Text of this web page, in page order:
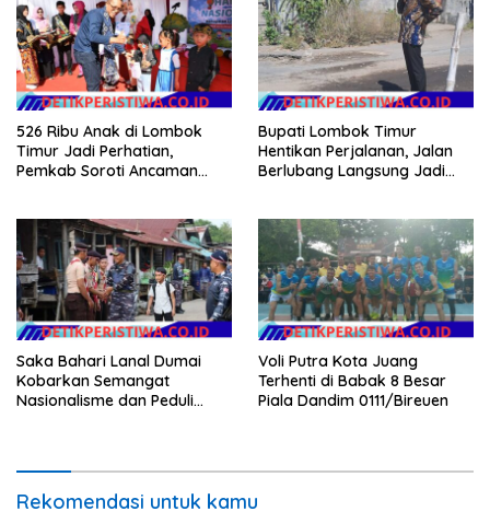
526 Ribu Anak di Lombok
Timur Jadi Perhatian,
Pemkab Soroti Ancaman
Bupati Lombok Timur
Hentikan Perjalanan, Jalan
Berlubang Langsung Jadi
Saka Bahari Lanal Dumai
Kobarkan Semangat
Nasionalisme dan Peduli
Voli Putra Kota Juang
Terhenti di Babak 8 Besar
Piala Dandim 0111/Bireuen
Rekomendasi untuk kamu